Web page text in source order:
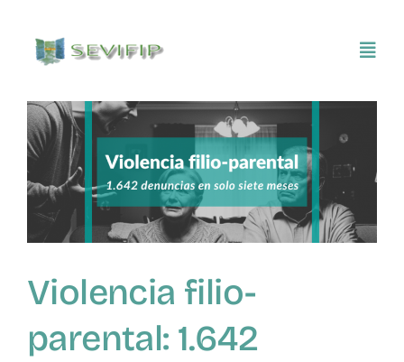
contenido
Inicio
Conócenos
Asociarse
SEVIFIP CONECTA
Violencia filio-
parental: 1.642